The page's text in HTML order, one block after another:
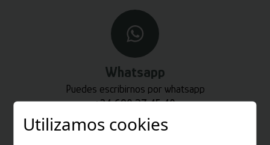
Whatsapp
Puedes escribirnos por whatsapp
+34 680 27 45 40
Utilizamos cookies